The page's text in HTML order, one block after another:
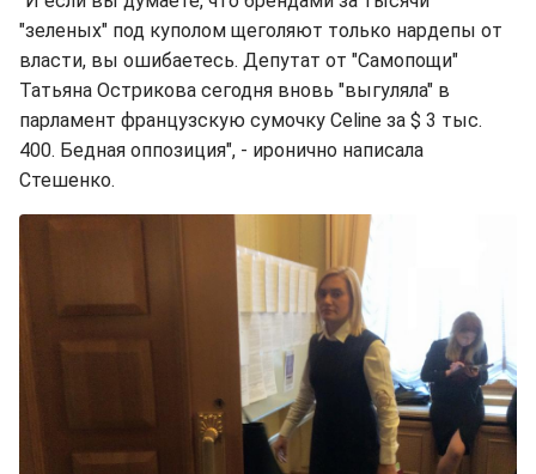
"зеленых" под куполом щеголяют только нардепы от
власти, вы ошибаетесь. Депутат от "Самопощи"
Татьяна Острикова сегодня вновь "выгуляла" в
парламент французскую сумочку Celine за $ 3 тыс.
400. Бедная оппозиция", - иронично написала
Стешенко.